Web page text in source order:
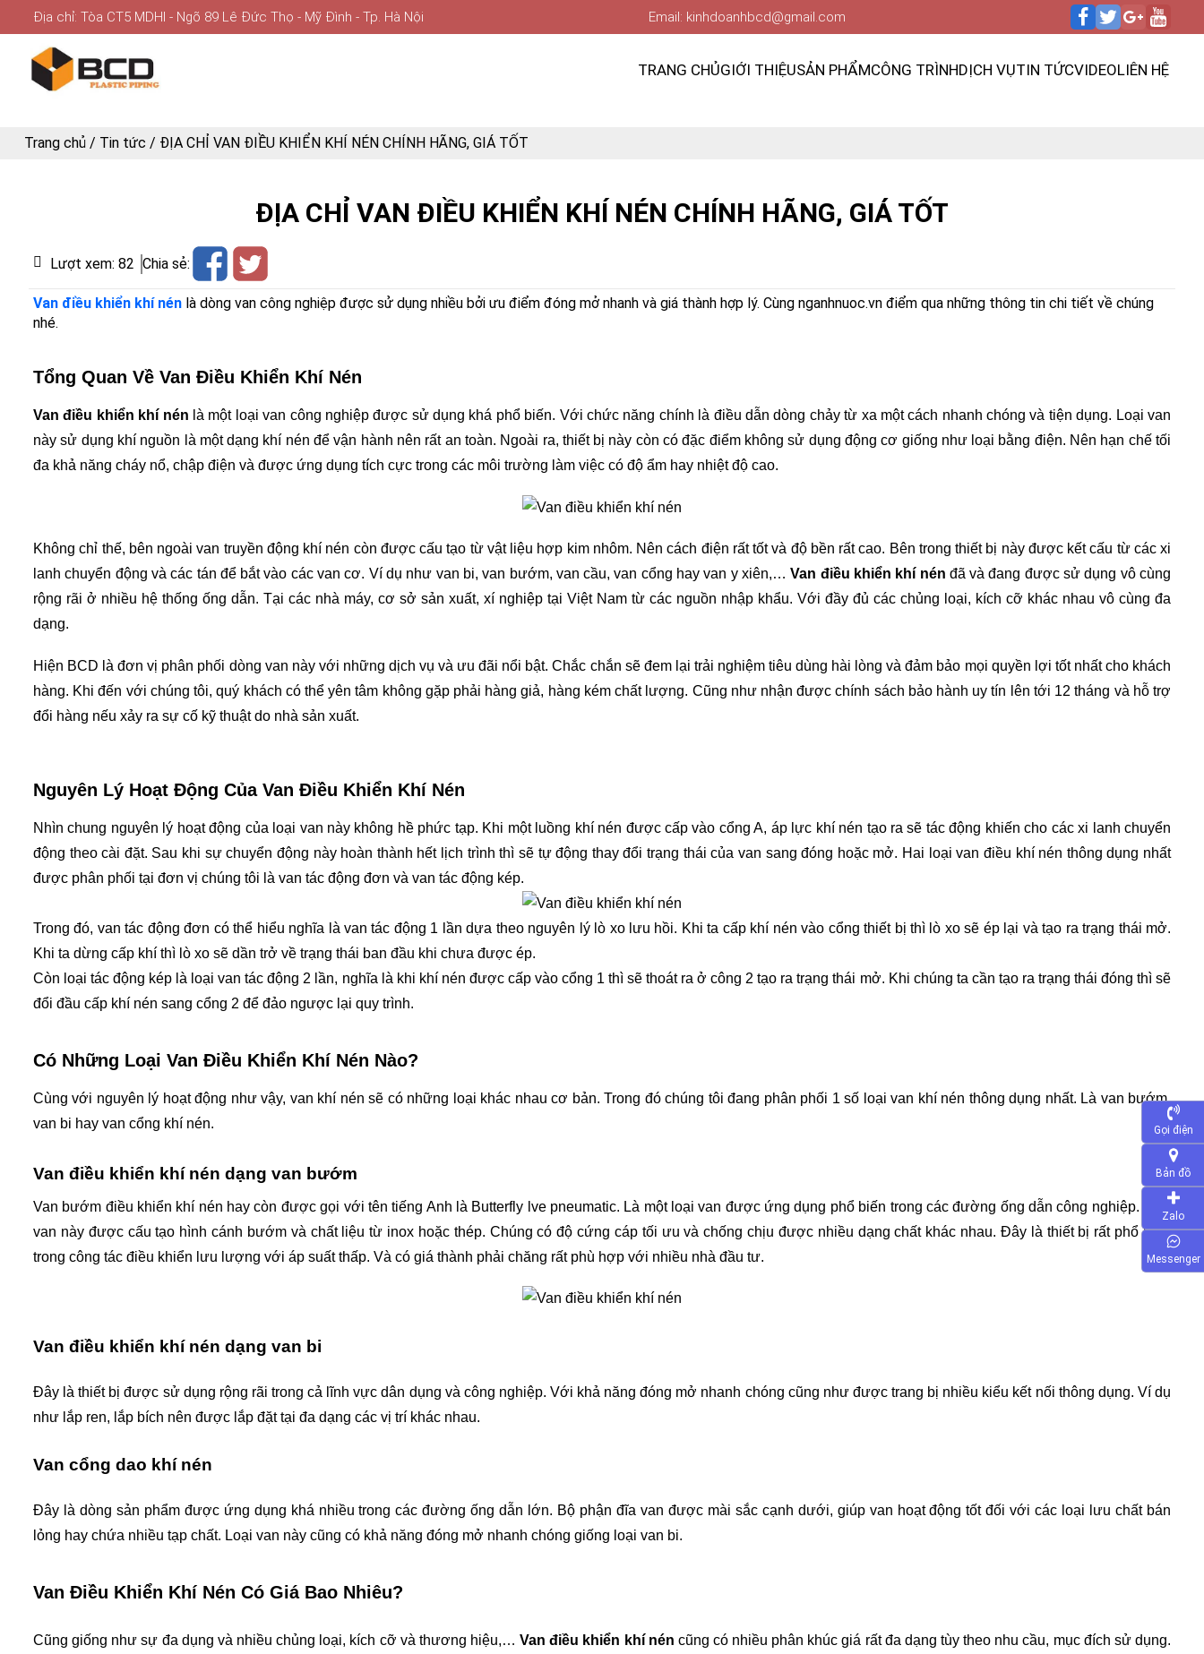
Địa chỉ: Tòa CT5 MDHI - Ngõ 89 Lê Đức Thọ - Mỹ Đình - Tp. Hà Nội Email: kinhdoanhbcd@gmail.com
TRANG CHỦGIỚI THIỆUSẢN PHẨMCÔNG TRÌNHDỊCH VỤTIN TỨCVIDEOLIÊN HỆ
Trang chủ / Tin tức / ĐỊA CHỈ VAN ĐIỀU KHIỂN KHÍ NÉN CHÍNH HÃNG, GIÁ TỐT
ĐỊA CHỈ VAN ĐIỀU KHIỂN KHÍ NÉN CHÍNH HÃNG, GIÁ TỐT
Lượt xem: 82 Chia sẻ:
Van điều khiển khí nén là dòng van công nghiệp được sử dụng nhiều bởi ưu điểm đóng mở nhanh và giá thành hợp lý. Cùng nganhnuoc.vn điểm qua những thông tin chi tiết về chúng
nhé.
Tổng Quan Về Van Điều Khiển Khí Nén
Van điều khiển khí nén là một loại van công nghiệp được sử dụng khá phổ biến. Với chức năng chính là điều dẫn dòng chảy từ xa một cách nhanh chóng và tiện dụng. Loại van
này sử dụng khí nguồn là một dạng khí nén để vận hành nên rất an toàn. Ngoài ra, thiết bị này còn có đặc điểm không sử dụng động cơ giống như loại bằng điện. Nên hạn chế tối
đa khả năng cháy nổ, chập điện và được ứng dụng tích cực trong các môi trường làm việc có độ ẩm hay nhiệt độ cao.
Không chỉ thế, bên ngoài van truyền động khí nén còn được cấu tạo từ vật liệu hợp kim nhôm. Nên cách điện rất tốt và độ bền rất cao. Bên trong thiết bị này được kết cấu từ các xi
lanh chuyển động và các tán để bắt vào các van cơ. Ví dụ như van bi, van bướm, van cầu, van cổng hay van y xiên,… Van điều khiển khí nén đã và đang được sử dụng vô cùng
rộng rãi ở nhiều hệ thống ống dẫn. Tại các nhà máy, cơ sở sản xuất, xí nghiệp tại Việt Nam từ các nguồn nhập khẩu. Với đầy đủ các chủng loại, kích cỡ khác nhau vô cùng đa
dạng.
Hiện BCD là đơn vị phân phối dòng van này với những dịch vụ và ưu đãi nổi bật. Chắc chắn sẽ đem lại trải nghiệm tiêu dùng hài lòng và đảm bảo mọi quyền lợi tốt nhất cho khách
hàng. Khi đến với chúng tôi, quý khách có thể yên tâm không gặp phải hàng giả, hàng kém chất lượng. Cũng như nhận được chính sách bảo hành uy tín lên tới 12 tháng và hỗ trợ
đổi hàng nếu xảy ra sự cố kỹ thuật do nhà sản xuất.
Nguyên Lý Hoạt Động Của Van Điều Khiển Khí Nén
Nhìn chung nguyên lý hoạt động của loại van này không hề phức tạp. Khi một luồng khí nén được cấp vào cổng A, áp lực khí nén tạo ra sẽ tác động khiến cho các xi lanh chuyển
động theo cài đặt. Sau khi sự chuyển động này hoàn thành hết lịch trình thì sẽ tự động thay đổi trạng thái của van sang đóng hoặc mở. Hai loại van điều khí nén thông dụng nhất
được phân phối tại đơn vị chúng tôi là van tác động đơn và van tác động kép.
Trong đó, van tác động đơn có thể hiểu nghĩa là van tác động 1 lần dựa theo nguyên lý lò xo lưu hồi. Khi ta cấp khí nén vào cổng thiết bị thì lò xo sẽ ép lại và tạo ra trạng thái mở.
Khi ta dừng cấp khí thì lò xo sẽ dần trở về trạng thái ban đầu khi chưa được ép.
Còn loại tác động kép là loại van tác động 2 lần, nghĩa là khi khí nén được cấp vào cổng 1 thì sẽ thoát ra ở công 2 tạo ra trạng thái mở. Khi chúng ta cần tạo ra trạng thái đóng thì sẽ
đổi đầu cấp khí nén sang cổng 2 để đảo ngược lại quy trình.
Có Những Loại Van Điều Khiển Khí Nén Nào?
Cùng với nguyên lý hoạt động như vậy, van khí nén sẽ có những loại khác nhau cơ bản. Trong đó chúng tôi đang phân phối 1 số loại van khí nén thông dụng nhất. Là van bướm,
van bi hay van cổng khí nén.
Van điều khiển khí nén dạng van bướm
Van bướm điều khiển khí nén hay còn được gọi với tên tiếng Anh là Butterfly lve pneumatic. Là một loại van được ứng dụng phổ biến trong các đường ống dẫn công nghiệp. Loại
van này được cấu tạo hình cánh bướm và chất liệu từ inox hoặc thép. Chúng có độ cứng cáp tối ưu và chống chịu được nhiều dạng chất khác nhau. Đây là thiết bị rất phổ biến
trong công tác điều khiển lưu lượng với áp suất thấp. Và có giá thành phải chăng rất phù hợp với nhiều nhà đầu tư.
Van điều khiển khí nén dạng van bi
Đây là thiết bị được sử dụng rộng rãi trong cả lĩnh vực dân dụng và công nghiệp. Với khả năng đóng mở nhanh chóng cũng như được trang bị nhiều kiểu kết nối thông dụng. Ví dụ
như lắp ren, lắp bích nên được lắp đặt tại đa dạng các vị trí khác nhau.
Van cổng dao khí nén
Đây là dòng sản phẩm được ứng dụng khá nhiều trong các đường ống dẫn lớn. Bộ phận đĩa van được mài sắc cạnh dưới, giúp van hoạt động tốt đối với các loại lưu chất bán
lỏng hay chứa nhiều tạp chất. Loại van này cũng có khả năng đóng mở nhanh chóng giống loại van bi.
Van Điều Khiển Khí Nén Có Giá Bao Nhiêu?
Cũng giống như sự đa dụng và nhiều chủng loại, kích cỡ và thương hiệu,… Van điều khiển khí nén cũng có nhiều phân khúc giá rất đa dạng tùy theo nhu cầu, mục đích sử dụng.
Gọi điện
Bản đồ
Zalo
Messenger